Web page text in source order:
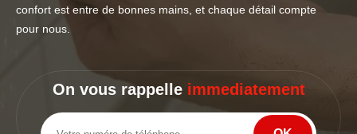
confort est entre de bonnes mains, et chaque détail compte
pour nous.
On vous rappelle immediatement